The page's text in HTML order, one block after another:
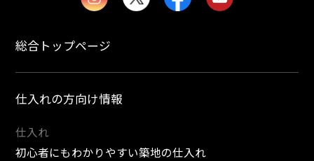
総合トップページ
仕入れの方向け情報
仕入れ
初心者にもわかりやすい築地の仕入れ